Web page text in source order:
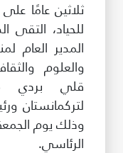
للموردين
الدعم والتبرع
© حقوق الطبع
ثلاثين عامًا
للحياد، التقى
المدير العام
والعلوم
قلي بردي
لتركمانستان
الرئاسي.